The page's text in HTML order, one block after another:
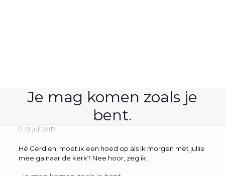
Je mag komen zoals je
bent.
19 juli 2017
Hé Gerdien, moet ik een hoed op als ik morgen met jullie
mee ga naar de kerk? Nee hoor, zeg ik;